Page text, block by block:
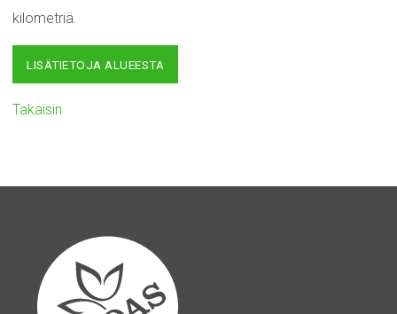
kilometriä.
LISÄTIETOJA ALUEESTA
Takaisin